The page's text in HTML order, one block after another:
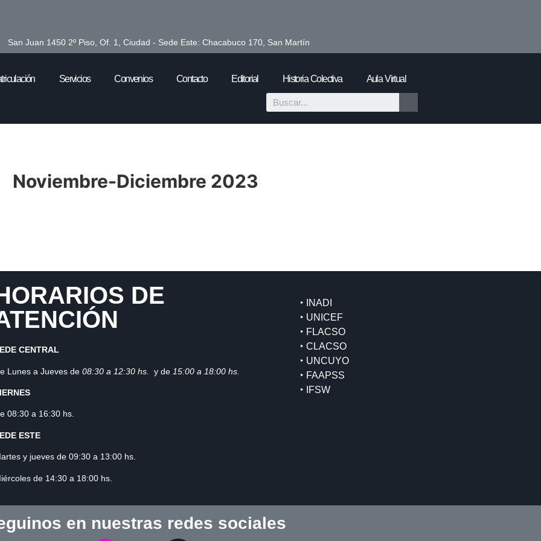
San Juan 1450 2º Piso, Of. 1, Ciudad - Sede Este: Chacabuco 170, San Martín
Servicios Convenios Contacto Editorial Historia Colectiva Aula Virtual
Noviembre-Diciembre 2023
DE
CENTRAL
Lunes a Jueves de 08:30 a 12:30 hs. y de 15:00 a 18:00 hs.
08:30 a 16:30 hs.
ESTE
y jueves de 09:30 a 13:00 hs.
de 14:30 a 18:00 hs.
‣ INADI
‣ UNICEF
‣ FLACSO
‣ CLACSO
‣ UNCUYO
‣ FAAPSS
‣ IFSW
en nuestras redes sociales